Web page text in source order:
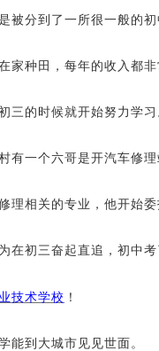
被分到了一所很一般的
家种田，每年的收入都
三的时候就开始努力学习
有一个六哥是开汽车修
理相关的专业，他开始
在初三奋起直追，初中考
技术学校 ！
能到大城市见见世面。